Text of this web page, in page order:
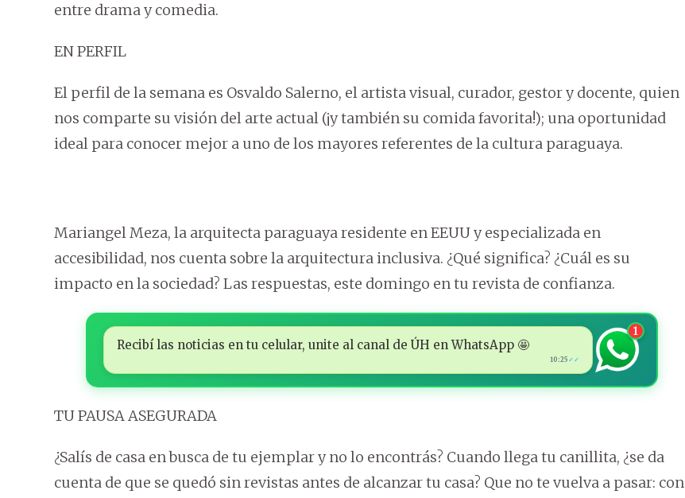
entre drama y comedia.
EN PERFIL
El perfil de la semana es Osvaldo Salerno, el artista visual, curador, gestor y docente, quien
nos comparte su visión del arte actual (¡y también su comida favorita!); una oportunidad
ideal para conocer mejor a uno de los mayores referentes de la cultura paraguaya.
Mariangel Meza, la arquitecta paraguaya residente en EEUU y especializada en
accesibilidad, nos cuenta sobre la arquitectura inclusiva. ¿Qué significa? ¿Cuál es su
impacto en la sociedad? Las respuestas, este domingo en tu revista de confianza.
Recibí las noticias en tu celular, unite al canal de ÚH en WhatsApp 🤩
10:25 ✓✓
1
TU PAUSA ASEGURADA
¿Salís de casa en busca de tu ejemplar y no lo encontrás? Cuando llega tu canillita, ¿se da
cuenta de que se quedó sin revistas antes de alcanzar tu casa? Que no te vuelva a pasar: con